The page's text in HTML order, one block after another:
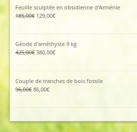
112,00€. 102,00€.
Feuille sculptée en obsidienne d'Arménie
185,00€ Le
était :
185,00€.
129,00€Le
129,00€.
Géode d'améthyste 9 kg
425,00€ Le
425,00€.
380,00€Le
380,00€.
Couple de tranches de bois fossile
96,00€Le
96,00€.
86,00€Le
86,00€.